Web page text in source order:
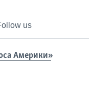
us
Америки»